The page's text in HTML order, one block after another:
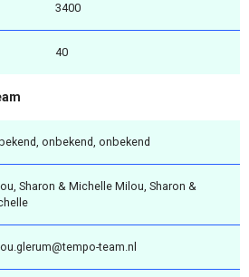
3400
40
onbekend, onbekend
Sharon & Michelle Milou, Sharon &
team.nl